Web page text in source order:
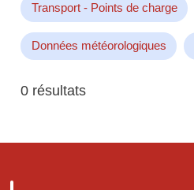
Transport - Points de charge
Données météorologiques
0 résultats